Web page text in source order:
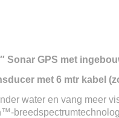
Sonar GPS met
met 6 mtr kabel
water en vang meer